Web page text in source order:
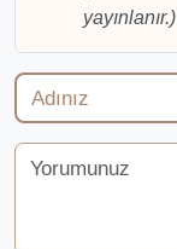
yayınlanır.)